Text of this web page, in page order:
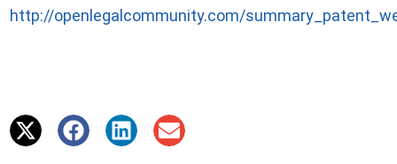
http://openlegalcommunity.com/